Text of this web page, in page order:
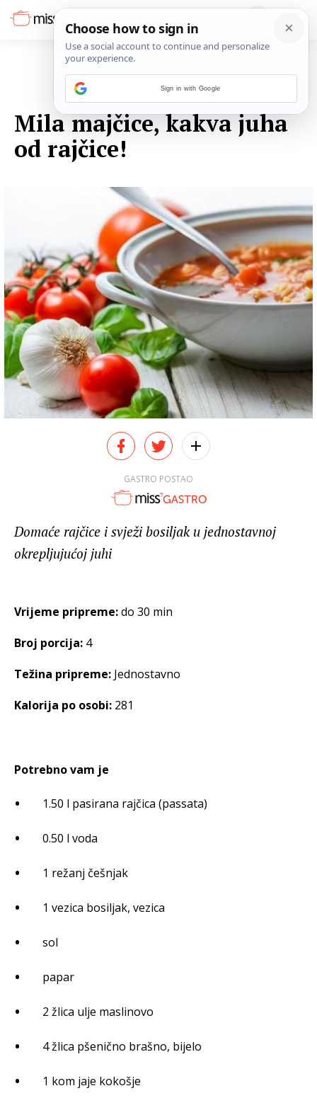
Mila majčice, kakva juha
od rajčice!
GASTRO POSTAO
Domaće rajčice i svježi bosiljak u jednostavnoj
okrepljujućoj juhi
Vrijeme pripreme:do 30 min
Broj porcija: 4
Težina pripreme: Jednostavno
Kalorija po osobi: 281
Potrebno vam je
1.50 l pasirana rajčica (passata)
0.50 l voda
1 režanj češnjak
1 vezica bosiljak, vezica
sol
papar
2 žlica ulje maslinovo
4 žlica pšenično brašno, bijelo
1 kom jaje kokošje
Sign in with Google